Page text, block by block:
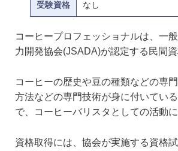
受験資格 なし
コーヒープロフェッショナルは、一
力開発協会(JSADA)が認定する民間資
コーヒーの歴史や豆の種類などの専
方法などの専門技術が身に付いてい
で、コーヒーバリスタとしての活動に
資格取得には、協会が実施する資格